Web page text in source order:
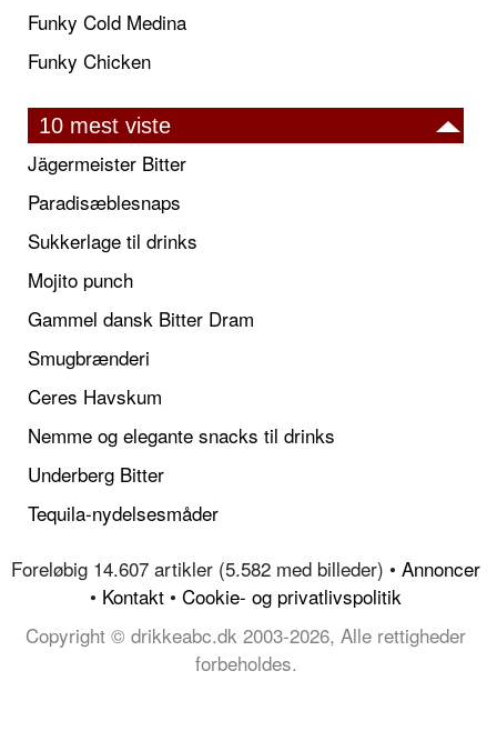
Funky Cold Medina
Funky Chicken
10 mest viste
Jägermeister Bitter
Paradisæblesnaps
Sukkerlage til drinks
Mojito punch
Gammel dansk Bitter Dram
Smugbrænderi
Ceres Havskum
Nemme og elegante snacks til drinks
Underberg Bitter
Tequila-nydelsesmåder
Foreløbig 14.607 artikler (5.582 med billeder) • Annoncer
• Kontakt • Cookie- og privatlivspolitik
Copyright © drikkeabc.dk 2003-2026, Alle rettigheder
forbeholdes.